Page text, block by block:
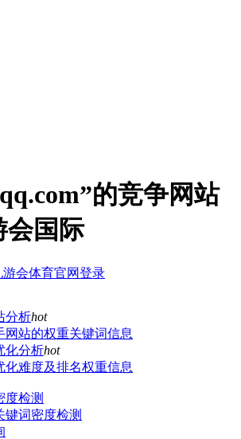
的竞争网站
会国际
会体育官网登录
分析hot
网站的权重关键词信息
化分析hot
化难度及排名权重信息
度检测
键词密度检测